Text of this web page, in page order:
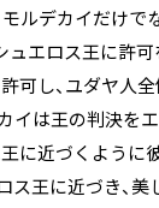
モルデカイだけで
ュエロス王に許
可し、ユダヤ人
イは王の判決を
に近づくように
ス王に近づき、